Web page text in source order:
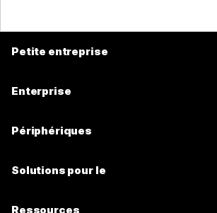
Petite entreprise
Enterprise
Périphériques
Solutions pour le
Ressources